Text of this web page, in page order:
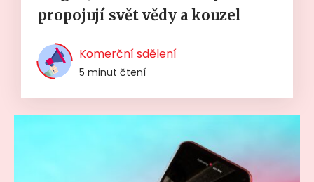
propojují svět vědy a kouzel
Komerční sdělení
5 minut čtení